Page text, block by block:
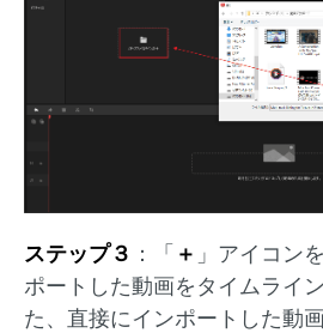
ステップ３ ：「 ＋ 」アイコン
ポートした動画をタイムライ
た、直接にインポートした動